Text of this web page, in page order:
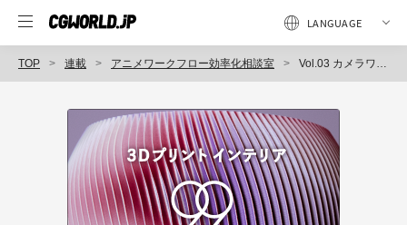
TOP 連載 アニメワークフロー効率化相談室 Vol.03 カメラワーク作業を効率化するAEコンポ自動生成スクリプト